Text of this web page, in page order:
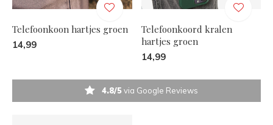
Telefoonkoon hartjes groen
14,99
Telefoonkoord kralen
hartjes groen
14,99
4.8/5via Google Reviews